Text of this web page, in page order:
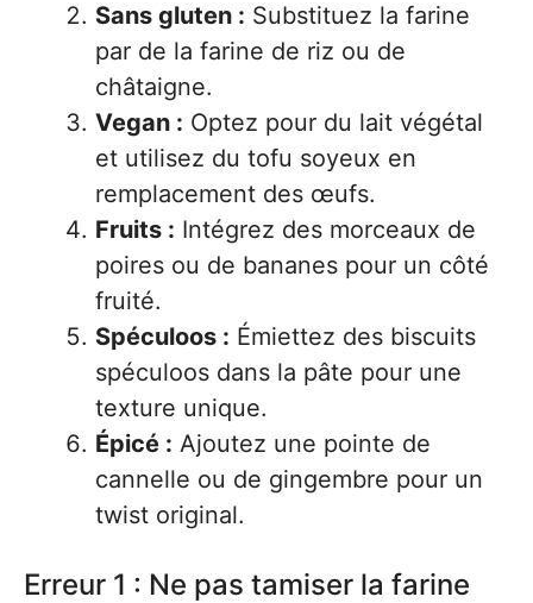
Sans gluten : Substituez la farine
par de la farine de riz ou de
châtaigne.
Vegan : Optez pour du lait végétal
et utilisez du tofu soyeux en
remplacement des œufs.
Fruits : Intégrez des morceaux de
poires ou de bananes pour un côté
fruité.
Spéculoos : Émiettez des biscuits
spéculoos dans la pâte pour une
texture unique.
Épicé : Ajoutez une pointe de
cannelle ou de gingembre pour un
twist original.
Erreur 1 : Ne pas tamiser la farine